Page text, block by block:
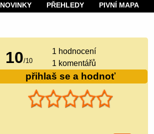
NOVINKY PŘEHLEDY PIVNÍ MAPA
10/10
1 hodnocení
1 komentářů
přihlaš se a hodnoť